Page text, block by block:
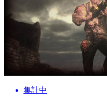
集計中